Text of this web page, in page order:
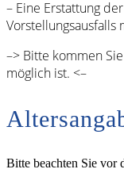
– Eine Erstattung
Vorstellungsausfalls
–> Bitte kommen
möglich ist. <–
Bitte beachten Sie vor